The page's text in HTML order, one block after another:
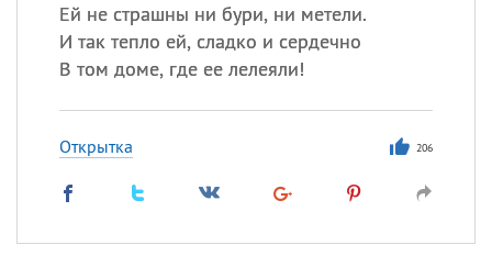
Ей не страшны ни бури, ни метели.
И так тепло ей, сладко и сердечно
В том доме, где ее лелеяли!
Открытка 206